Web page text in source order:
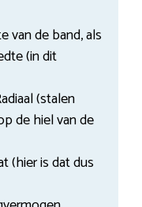
van de band, als
(in dit
(stalen
de hiel van de
(hier is dat dus